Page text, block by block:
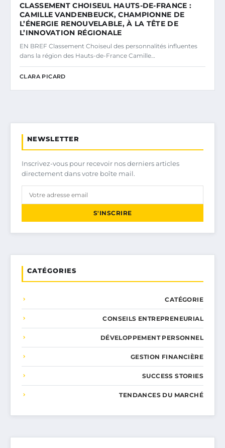
CLASSEMENT CHOISEUL HAUTS-DE-FRANCE :
CAMILLE VANDENBEUCK, CHAMPIONNE DE
L’ÉNERGIE RENOUVELABLE, À LA TÊTE DE
L’INNOVATION RÉGIONALE
EN BREF Classement Choiseul des personnalités influentes
dans la région des Hauts-de-France Camille…
CLARA PICARD
NEWSLETTER
Inscrivez-vous pour recevoir nos derniers articles
directement dans votre boîte mail.
S'INSCRIRE
CATÉGORIES
CATÉGORIE
CONSEILS ENTREPRENEURIAL
DÉVELOPPEMENT PERSONNEL
GESTION FINANCIÈRE
SUCCESS STORIES
TENDANCES DU MARCHÉ